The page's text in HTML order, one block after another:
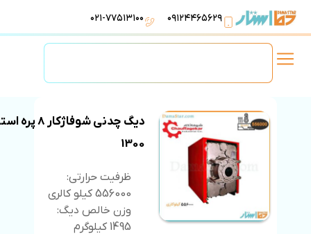
۰۹۱۲۴۴۶۵۶۲۹ ۰۲۱-۷۷۵۱۳۱۰۰
دیگ چدنی شوفاژکار 8
1300
ظرفیت حرارتی:
556000 کیلو کالری
وزن خالص دیگ:
1495 کیلوگرم